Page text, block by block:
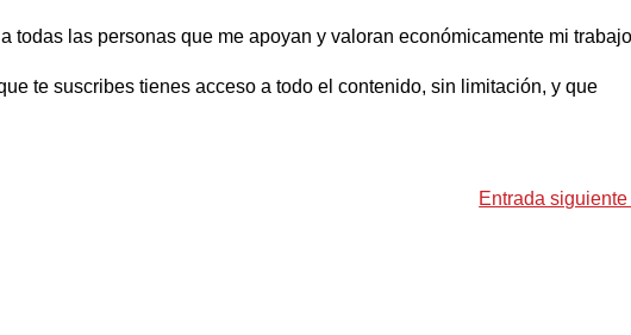
todas las personas que me apoyan y valoran económicamente mi
te suscribes tienes acceso a todo el contenido, sin limitación, y que
Entrada siguiente